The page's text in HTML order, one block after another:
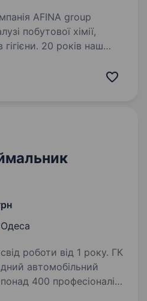
побутової хімії,
20 років наш
та щороку посилює
Одеса
роботи від 1 року. ГК
автомобільний
400 професіоналів.